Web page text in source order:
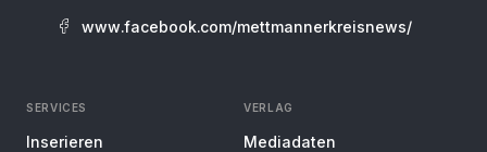
www.facebook.com/mettmannerkreisnews/
SERVICES
Inserieren
VERLAG
Mediadaten